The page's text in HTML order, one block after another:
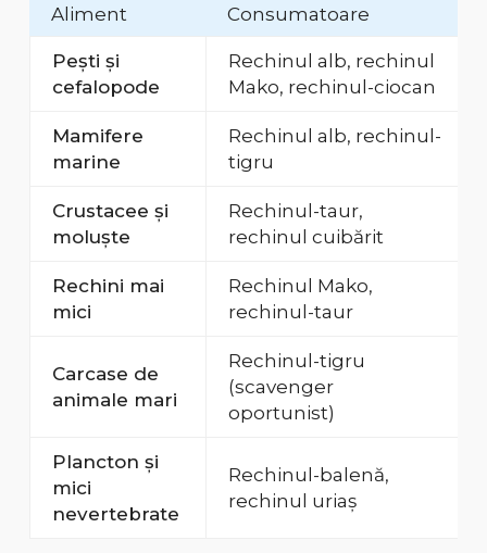
Aliment
Consumatoare
Pești și
cefalopode
Rechinul alb, rechinul
Mako, rechinul-ciocan
Mamifere
marine
Rechinul alb, rechinul-
tigru
Crustacee și
moluște
Rechinul-taur,
rechinul cuibărit
Rechini mai
mici
Rechinul Mako,
rechinul-taur
Carcase de
animale mari
Rechinul-tigru
(scavenger
oportunist)
Plancton și
mici
nevertebrate
Rechinul-balenă,
rechinul uriaș